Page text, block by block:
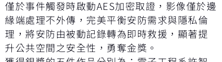
僅於事件觸發時啟動AES加密取證，影像僅於邊
緣端處理不外傳，完美平衡安防需求與隱私倫
理，將安防由被動記錄轉為即時救援，顯著提
升公共空間之安全性，勇奪金獎。